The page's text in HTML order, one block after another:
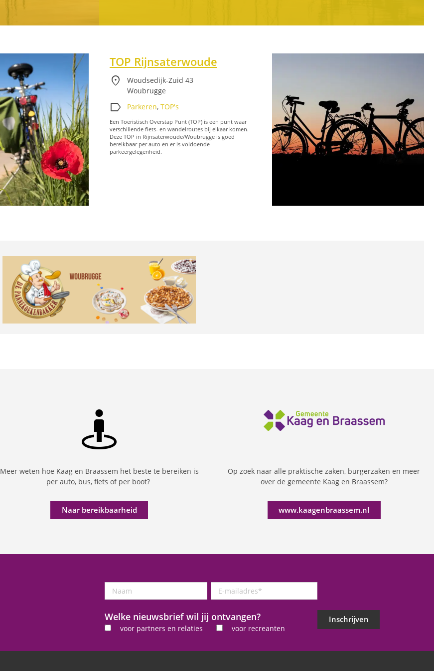
TOP Rijnsaterwoude
location_on
Woudsedijk-Zuid 43
Woubrugge
label Parkeren, TOP's
Een Toeristisch Overstap Punt (TOP) is een punt waar
verschillende fiets- en wandelroutes bij elkaar komen.
Deze TOP in Rijnsaterwoude/Woubrugge is goed
bereikbaar per auto en er is voldoende
parkeergelegenheid.
Meer weten hoe Kaag en Braassem het beste te bereiken is
per auto, bus, fiets of per boot?
Naar bereikbaarheid
Op zoek naar alle praktische zaken, burgerzaken en meer
over de gemeente Kaag en Braassem?
www.kaagenbraassem.nl
Naam
mailadres
Welke nieuwsbrief wil jij ontvangen?
voor partners en relaties voor recreanten
Inschrijven